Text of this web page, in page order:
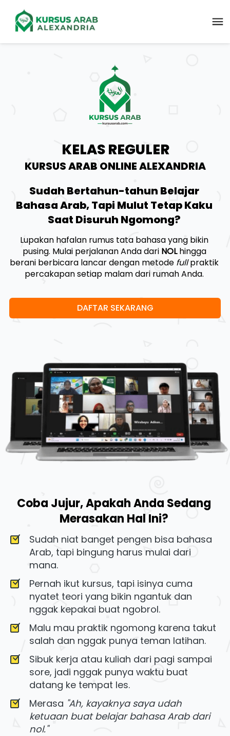
KELAS REGULER
KURSUS ARAB ONLINE ALEXANDRIA
Sudah Bertahun-tahun Belajar
Bahasa Arab, Tapi Mulut Tetap Kaku
Saat Disuruh Ngomong?
Lupakan hafalan rumus tata bahasa yang bikin
pusing. Mulai perjalanan Anda dari NOL hingga
berani berbicara lancar dengan metode full praktik
percakapan setiap malam dari rumah Anda.
`DAFTAR SEKARANG
Coba Jujur, Apakah Anda Sedang
Merasakan Hal Ini?
Sudah niat banget pengen bisa bahasa
Arab, tapi bingung harus mulai dari
mana.
Pernah ikut kursus, tapi isinya cuma
nyatet teori yang bikin ngantuk dan
nggak kepakai buat ngobrol.
Malu mau praktik ngomong karena takut
salah dan nggak punya teman latihan.
Sibuk kerja atau kuliah dari pagi sampai
sore, jadi nggak punya waktu buat
datang ke tempat les.
Merasa "Ah, kayaknya saya udah
ketuaan buat belajar bahasa Arab dari
nol."